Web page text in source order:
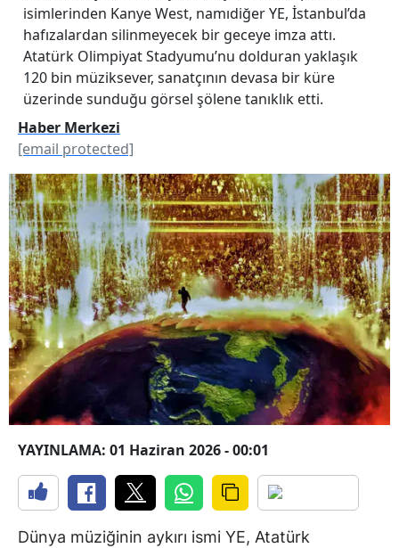
isimlerinden Kanye West, namıdiğer YE, İstanbul’da
hafızalardan silinmeyecek bir geceye imza attı.
Atatürk Olimpiyat Stadyumu’nu dolduran yaklaşık
120 bin müziksever, sanatçının devasa bir küre
üzerinde sunduğu görsel şölene tanıklık etti.
Haber Merkezi
[email protected]
YAYINLAMA: 01 Haziran 2026 - 00:01
Dünya müziğinin aykırı ismi YE, Atatürk